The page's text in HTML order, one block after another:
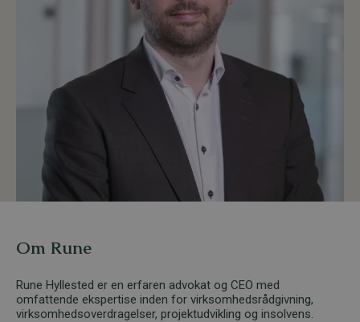
Om Rune
Rune Hyllested er en erfaren advokat og CEO med
omfattende ekspertise inden for virksomhedsrådgivning,
virksomhedsoverdragelser, projektudvikling og insolvens.